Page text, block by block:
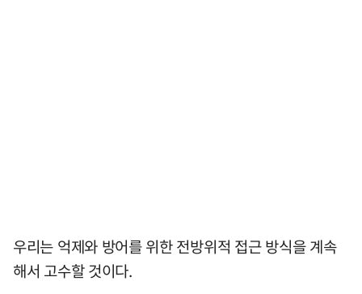
우리는 억제와 방어를 위한 전방위적 접근 방식을 계속
해서 고수할 것이다.